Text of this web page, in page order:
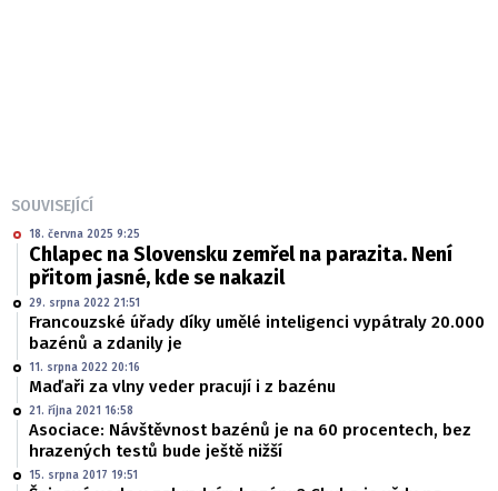
SOUVISEJÍCÍ
18. června 2025 9:25
Chlapec na Slovensku zemřel na parazita. Není
přitom jasné, kde se nakazil
29. srpna 2022 21:51
Francouzské úřady díky umělé inteligenci vypátraly 20.000
bazénů a zdanily je
11. srpna 2022 20:16
Maďaři za vlny veder pracují i z bazénu
21. října 2021 16:58
Asociace: Návštěvnost bazénů je na 60 procentech, bez
hrazených testů bude ještě nižší
15. srpna 2017 19:51